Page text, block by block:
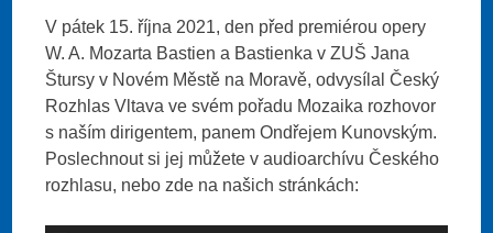
V pátek 15. října 2021, den před premiérou opery
W. A. Mozarta Bastien a Bastienka v ZUŠ Jana
Štursy v Novém Městě na Moravě, odvysílal Český
Rozhlas Vltava ve svém pořadu Mozaika rozhovor
s naším dirigentem, panem Ondřejem Kunovským.
Poslechnout si jej můžete v audioarchívu Českého
rozhlasu, nebo zde na našich stránkách: